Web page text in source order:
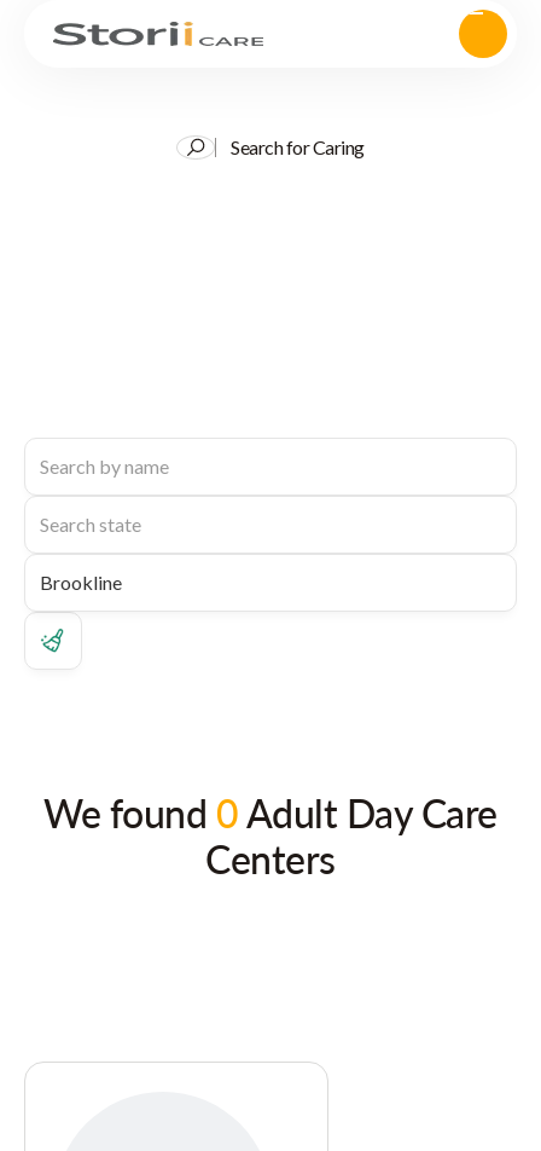
Search for Caring
We found 0Adult Day Care
Centers